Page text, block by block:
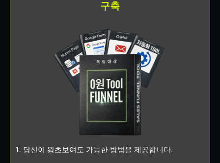
구축
1. 당신이 왕초보여도 가능한 방법을 제공합니다.